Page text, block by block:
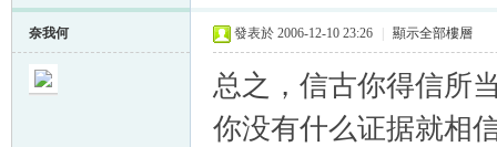
奈我何 發表於 2006-12-10 23:26 顯示全部樓層
总之，信古你得信所
你没有什么证据就相